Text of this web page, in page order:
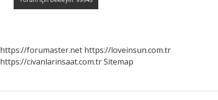
https://forumaster.net https://loveinsun.com.tr
https://civanlarinsaat.com.trSitemap